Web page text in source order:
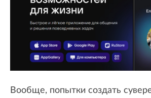
Вообще, попытки создать